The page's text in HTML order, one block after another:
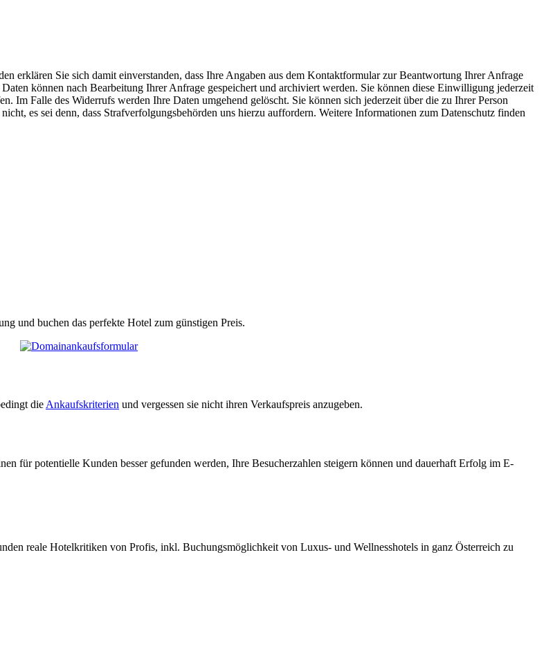
erklären Sie sich damit einverstanden, dass Ihre Angaben aus dem Kontaktformular zur Beantwortung Ihrer Anfrage
können nach Bearbeitung Ihrer Anfrage gespeichert und archiviert werden. Sie können diese Einwilligung jederzeit
Im Falle des Widerrufs werden Ihre Daten umgehend gelöscht. Sie können sich jederzeit über die zu Ihrer Person
es sei denn, dass Strafverfolgungsbehörden uns hierzu auffordern. Weitere Informationen zum Datenschutz finden
und buchen das perfekte Hotel zum günstigen Preis.
dieAnkaufskriterien und vergessen sie nicht ihren Verkaufspreis anzugeben.
für potentielle Kunden besser gefunden werden, Ihre Besucherzahlen steigern können und dauerhaft Erfolg im E-
reale Hotelkritiken von Profis, inkl. Buchungsmöglichkeit von Luxus- und Wellnesshotels in ganz Österreich zu